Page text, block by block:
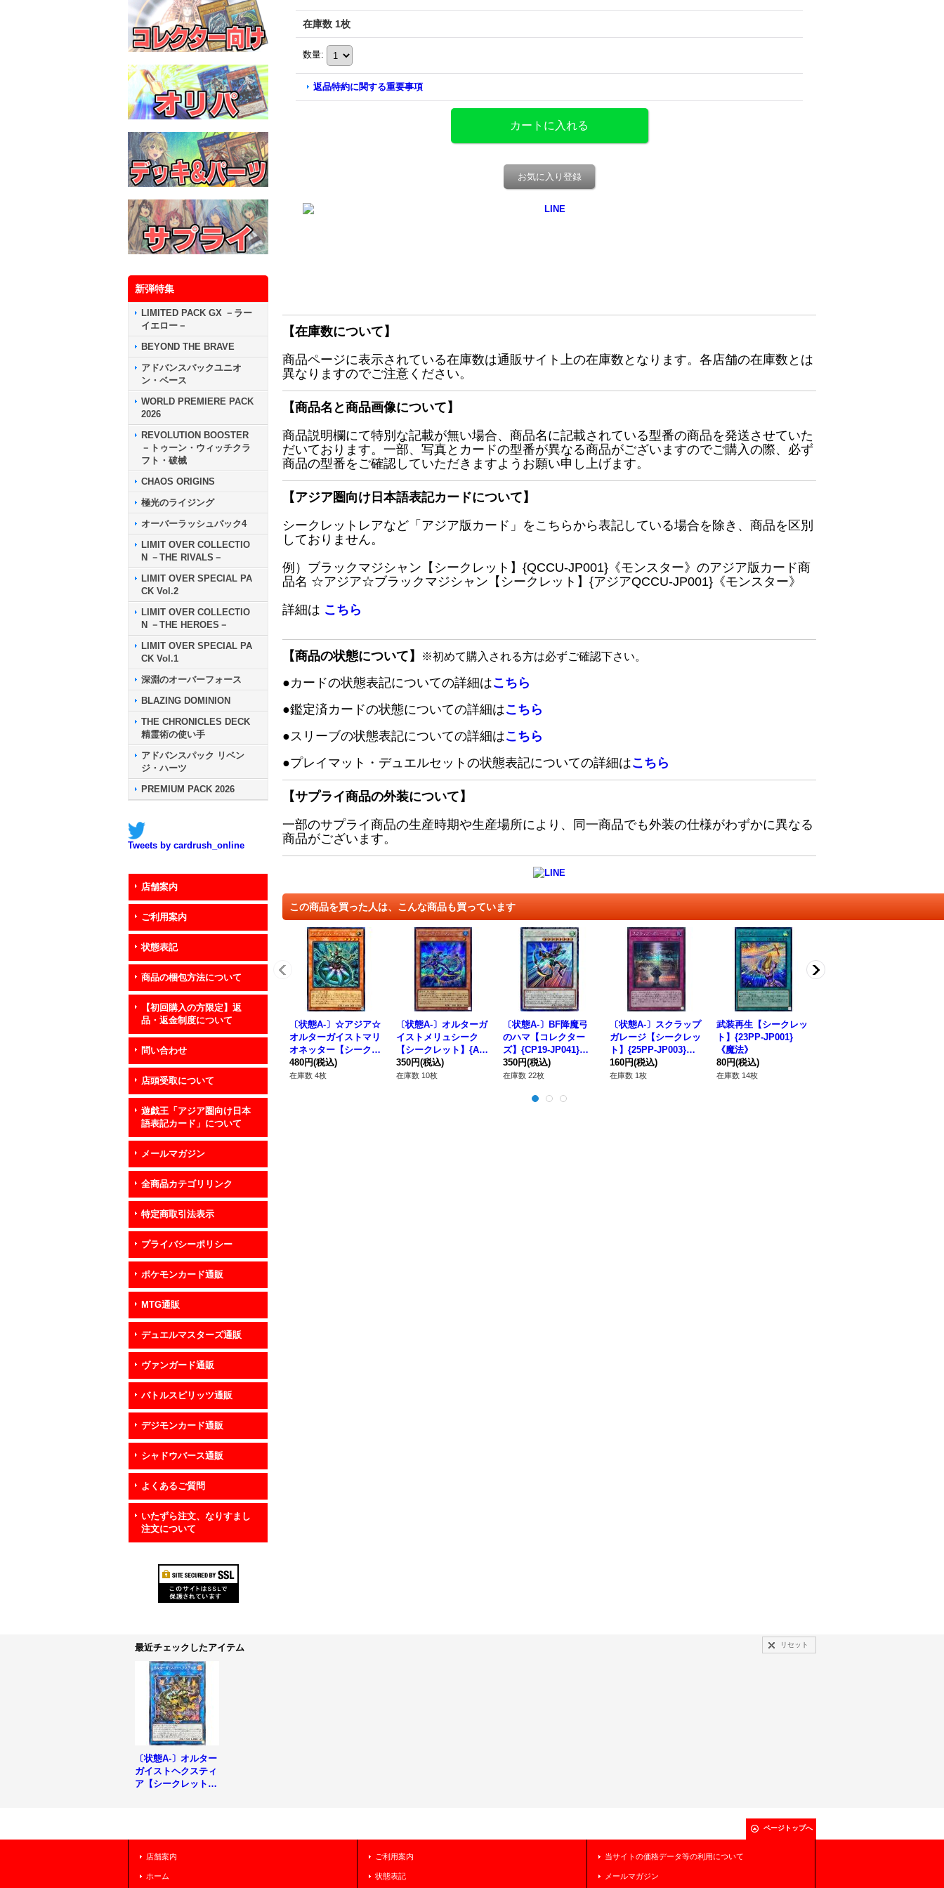
新弾特集
LIMITED PACK GX －ラー
イエロー－
BEYOND THE BRAVE
アドバンスパックユニオ
ン・ベース
WORLD PREMIERE PACK
2026
REVOLUTION BOOSTER
－トゥーン・ウィッチクラ
フト・破械
CHAOS ORIGINS
極光のライジング
オーバーラッシュパック4
LIMIT OVER COLLECTIO
N －THE RIVALS－
LIMIT OVER SPECIAL PA
CK Vol.2
LIMIT OVER COLLECTIO
N －THE HEROES－
LIMIT OVER SPECIAL PA
CK Vol.1
深淵のオーバーフォース
BLAZING DOMINION
THE CHRONICLES DECK
精霊術の使い手
アドバンスパック リベン
ジ・ハーツ
PREMIUM PACK 2026
Tweets by cardrush_online
店舗案内
ご利用案内
状態表記
商品の梱包方法について
【初回購入の方限定】返
品・返金制度について
問い合わせ
店頭受取について
遊戯王「アジア圏向け日本
語表記カード」について
メールマガジン
全商品カテゴリリンク
特定商取引法表示
プライバシーポリシー
ポケモンカード通販
MTG通販
デュエルマスターズ通販
ヴァンガード通販
バトルスピリッツ通販
デジモンカード通販
シャドウバース通販
よくあるご質問
いたずら注文、なりすまし
注文について
在庫数 1枚
数量:
返品特約に関する重要事項
お気に入り登録
【在庫数について】
商品ページに表示されている在庫数は通販サイト上の在庫数となります。各店舗の在庫数とは
異なりますのでご注意ください。
【商品名と商品画像について】
商品説明欄にて特別な記載が無い場合、商品名に記載されている型番の商品を発送させていた
だいております。一部、写真とカードの型番が異なる商品がございますのでご購入の際、必ず
商品の型番をご確認していただきますようお願い申し上げます。
【アジア圏向け日本語表記カードについて】
シークレットレアなど「アジア版カード」をこちらから表記している場合を除き、商品を区別
しておりません。
例）ブラックマジシャン【シークレット】{QCCU-JP001}《モンスター》のアジア版カード商
品名 ☆アジア☆ブラックマジシャン【シークレット】{アジアQCCU-JP001}《モンスター》
詳細は こちら
【商品の状態について】 ※初めて購入される方は必ずご確認下さい。
●カードの状態表記についての詳細はこちら
●鑑定済カードの状態についての詳細はこちら
●スリーブの状態表記についての詳細はこちら
●プレイマット・デュエルセットの状態表記についての詳細はこちら
【サプライ商品の外装について】
一部のサプライ商品の生産時期や生産場所により、同一商品でも外装の仕様がわずかに異なる
商品がございます。
この商品を買った人は、こんな商品も買っています
〔状態A-〕☆アジア☆
オルターガイストマリ
オネッター【シークレ
ット】{アジアCIBR-J
P012}《モンスター》
480円(税込)
在庫数 4枚
〔状態A-〕オルターガ
イストメリュシーク
【シークレット】{AC
03-JP055}《モンスタ
ー》
350円(税込)
在庫数 10枚
〔状態A-〕BF降魔弓
のハマ【コレクター
ズ】{CP19-JP041}
《シンクロ》
350円(税込)
在庫数 22枚
〔状態A-〕スクラップ
ガレージ【シークレッ
ト】{25PP-JP003}
《罠》
160円(税込)
在庫数 1枚
武装再生【シークレッ
ト】{23PP-JP001}
《魔法》
80円(税込)
在庫数 14枚
最近チェックしたアイテム リセット
〔状態A-〕オルター
ガイストヘクスティ
ア【シークレット】
ページトップへ
店舗案内
ホーム
ご利用案内
状態表記
当サイトの価格データ等の利用について
メールマガジン